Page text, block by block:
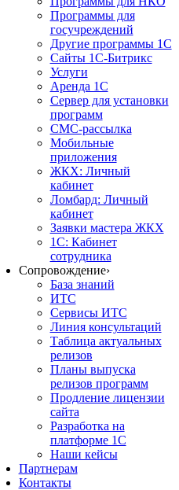
Программы для
госучреждений
Другие программы 1С
Сайты 1С-Битрикс
Услуги
Аренда 1С
Сервер для установки
программ
СМС-рассылка
Мобильные
приложения
ЖКХ: Личный
кабинет
Ломбард: Личный
кабинет
Заявки мастера ЖКХ
1С: Кабинет
сотрудника
Сопровождение›
База знаний
ИТС
Сервисы ИТС
Линия консультаций
Таблица актуальных
релизов
Планы выпуска
релизов программ
Продление лицензии
сайта
Разработка на
платформе 1С
Наши кейсы
Партнерам
Контакты